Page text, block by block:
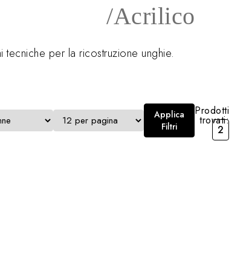
/Acrilico
per la ricostruzione unghie.
Applica
Filtri
Prodotti
trovati:
2